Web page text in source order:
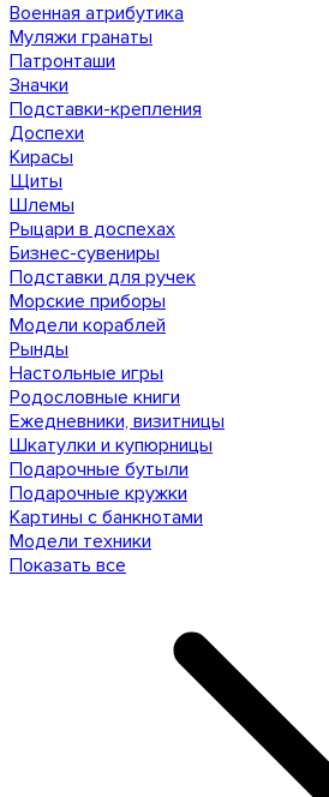
Военная атрибутика
Муляжи гранаты
Патронташи
Значки
Подставки-крепления
Доспехи
Кирасы
Щиты
Шлемы
Рыцари в доспехах
Бизнес-сувениры
Подставки для ручек
Морские приборы
Модели кораблей
Рынды
Настольные игры
Родословные книги
Ежедневники, визитницы
Шкатулки и купюрницы
Подарочные бутыли
Подарочные кружки
Картины с банкнотами
Модели техники
Показать все